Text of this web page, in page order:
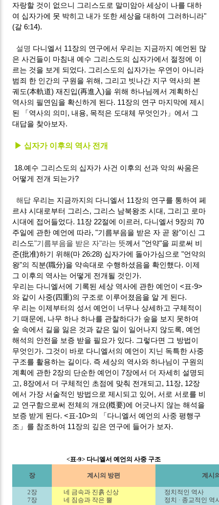
자랑할 것이 없으니 그리스도로 말미암아 세상이 나를 대하
여 십자가에 못 박히고 내가 또한 세상을 대하여 그러하니라"
(갈 6:14).
설명 다니엘서 11장의 연구에서 우리는 지금까지 예언된 많
은 사건들이 마침내 예수 그리스도의 십자가에서 절정에 이
르는 것을 보게 되었다. 그리스도의 십자가는 우연이 아니라
범죄 한 인간의 구원을 위해, 그리고 빗나간 지구 역사의 본
궤도(本軌道) 재진입(再進入)을 위해 하나님께서 계획하신
역사의 필연임을 확신하게 된다. 11장의 연구 마지막에 제시
된 「역사의 의미, 내용, 목적은 도대체 무엇인가」에서 그
대답을 찾아보자.
▶ 십자가 이후의 역사 전개
18.예수 그리스도의 십자가 사건 이후의 선과 악의 싸움은
어떻게 전개 되는가?
해답 우리는 지금까지의 다니엘서 11장의 연구를 통하여 페
르샤 시대로부터 그리스, 그리스 남북왕조 시대, 그리고 로마
시대에 접어들었다. 11장 22절에 이르러, 다니엘서 9장의 70
주일에 관한 예언에 따라, "기름부음을 받은 자 곧 왕"이신 그
리스도"기름부음을 받은 자"라는 뜻께서 "언약"을 피로써 비
준(批准)하기 위해(마 26:28) 십자가에 돌아가심으로 "언약의
왕"의 직분(職分)을 약속대로 수행하셨음을 확인했다. 이제
그 이후의 역사는 어떻게 전개될 것인가.
우리는 다니엘서에 기록된 세상 역사에 관한 예언이 <표-9>
와 같이 사중(四重)의 구조로 이루어졌음을 알 게 된다.
우 리는 이제부터의 성서 예언이 너무나 상세하고 구체적이
기 때문에, 나무 하나 하나를 관찰하다가 숲을 보지 못하여
숲 속에서 길을 잃은 것과 같은 일이 일어나지 않도록, 예언
해석의 안전을 보증 받을 필요가 있다. 그렇다면 그 방법이
무엇인가. 그것이 바로 다니엘서의 예언이 지닌 독특한 사중
구조를 활용하는 길이다. 즉 세상의 역사와 하나님이 구원의
계획에 관한 2장의 단순한 예언이 7장에서 더 자세히 설명되
고, 8장에서 더 구체적인 초점에 맞춰 전개되고, 11장, 12장
에서 가장 서술적인 방법으로 제시되고 있어, 서로 서로를 비
교 연구함으로써 전체의 개요(槪要)에 어긋나지 않는 해석을
보증 받게 된다. <표-10>의 「다니엘서 예언의 사중 평행구
조」를 참조하여 11장의 깊은 연구에 들어가 보자.
<표-9> 다니엘서 예언의 사중 구조
장 계시의 방편 계시
2장
7장
네 금속과 진흙 신상
네 짐승과 작은 뿔
정치적인 역사
정치 · 종교적인 역